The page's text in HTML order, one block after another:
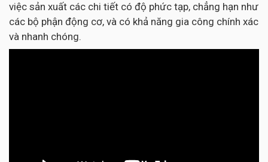
việc sản xuất các chi tiết có độ phức tạp, chẳng hạn như
các bộ phận động cơ, và có khả năng gia công chính xác
và nhanh chóng.